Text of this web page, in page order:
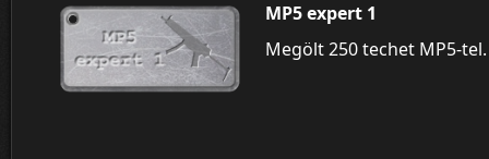
MP5 expert 1
Megölt 250 techet MP5-tel.